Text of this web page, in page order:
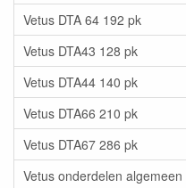
Vetus DTA 64 192 pk
Vetus DTA43 128 pk
Vetus DTA44 140 pk
Vetus DTA66 210 pk
Vetus DTA67 286 pk
Vetus onderdelen algemeen